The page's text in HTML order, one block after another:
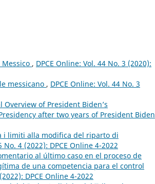
, DPCE Online: Vol. 44 No. 3 (2020):
messicano , DPCE Online: Vol. 44 No. 3
of President Biden’s
after two years of President Biden
i limiti alla modifica del riparto di
No. 4 (2022): DPCE Online 4-2022
al último caso en el proceso de
de una competencia para el control
DPCE Online 4-2022